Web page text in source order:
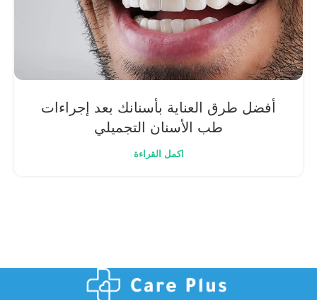
أفضل طرق العناية بأسنانك بعد إجراءات
طب الأسنان التجميلي
اكمل القراءة